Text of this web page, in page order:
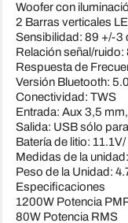
Woofer con
2 Barras verticales
Sensibilidad: 89 +/-3
Relación señal/ruido:
Respuesta de
Versión Bluetooth: 5.0
Conectividad: TWS
Entrada: Aux 3,5
Salida: USB sólo
Batería de litio:
Medidas de la
Peso de la Unidad:
Especificaciones
1200W Potencia
80W Potencia RMS